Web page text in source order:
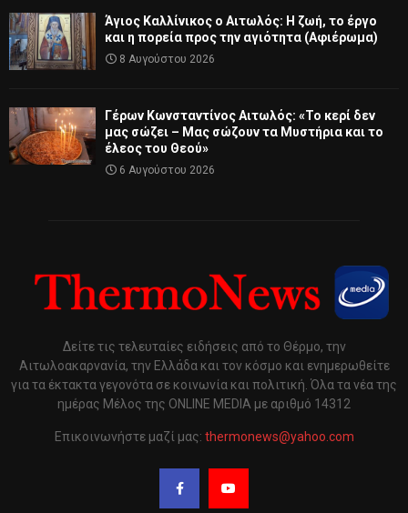
Άγιος Καλλίνικος ο Αιτωλός: Η ζωή, το έργο
και η πορεία προς την αγιότητα (Αφιέρωμα)
8 Αυγούστου 2026
Γέρων Κωνσταντίνος Αιτωλός: «Το κερί δεν
μας σώζει – Μας σώζουν τα Μυστήρια και το
έλεος του Θεού»
6 Αυγούστου 2026
Δείτε τις τελευταίες ειδήσεις από το Θέρμο, την
Αιτωλοακαρνανία, την Ελλάδα και τον κόσμο και ενημερωθείτε
για τα έκτακτα γεγονότα σε κοινωνία και πολιτική. Όλα τα νέα της
ημέρας Μέλος της ONLINE MEDIA με αριθμό 14312
Επικοινωνήστε μαζί μας: thermonews@yahoo.com